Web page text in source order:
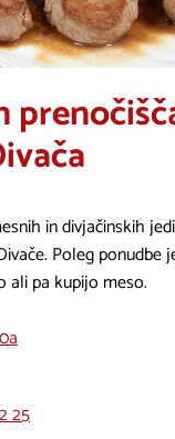
in divjačinskih
Poleg ponudbe
ali pa kupijo meso.
25